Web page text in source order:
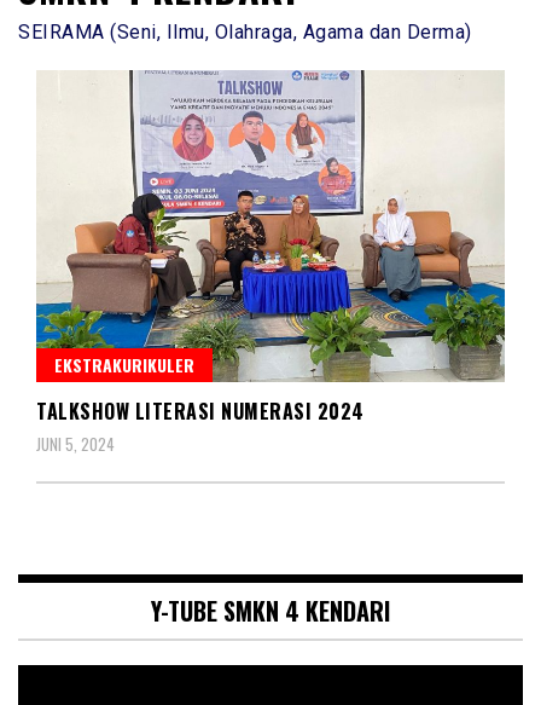
SEIRAMA (Seni, Ilmu, Olahraga, Agama dan Derma)
EKSTRAKURIKULER
TALKSHOW LITERASI NUMERASI 2024
JUNI 5, 2024
Y-TUBE SMKN 4 KENDARI